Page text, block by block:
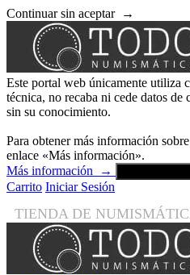
Continuar sin aceptar →
Este portal web únicamente utiliza
técnica, no recaba ni cede datos de
sin su conocimiento.
Para obtener más información
enlace «Más información».
Más información
→
Carrito Iniciar Sesión
TIENDA DE